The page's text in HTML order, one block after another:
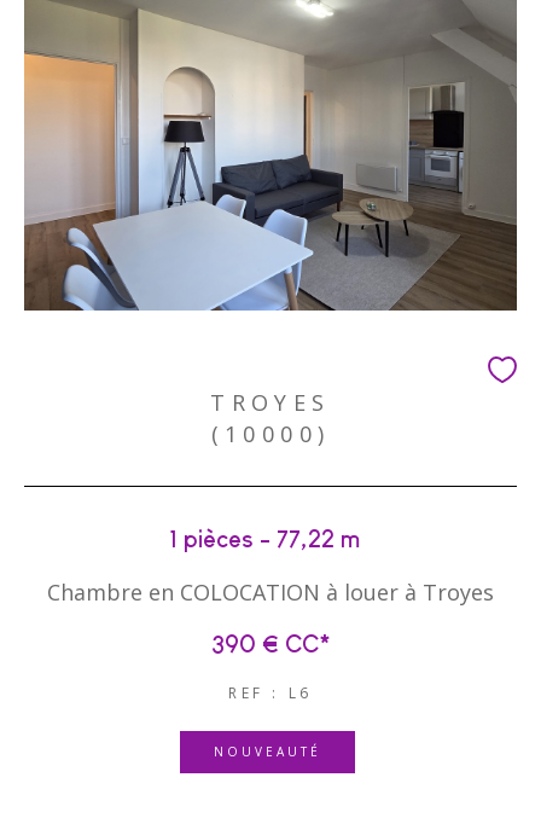
TROYES
(10000)
1 pièces - 77,22 m²
Chambre en COLOCATION à louer à Troyes
390 € CC*
REF : L6
NOUVEAUTÉ